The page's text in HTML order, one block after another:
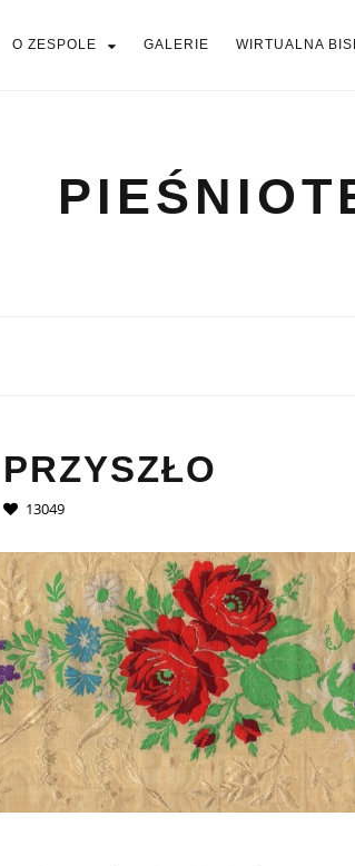
AKTUALNOŚCI
O ZESPOLE GALERIE WIRTUALNA
13049